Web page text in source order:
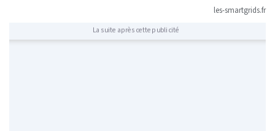
les-smartgrids.fr
La suite après cette publicité